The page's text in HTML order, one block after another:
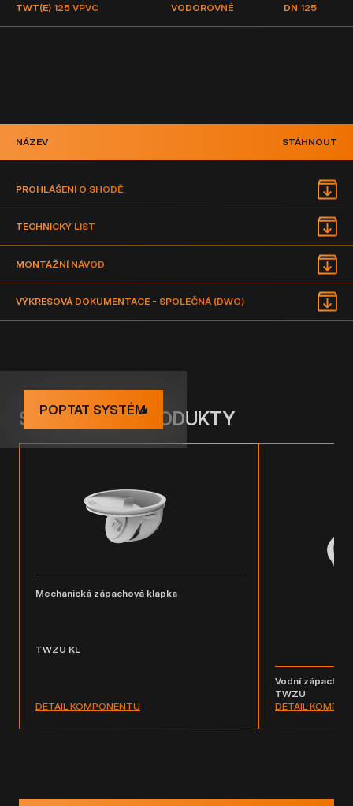
TWT(E) 125 VPVC VODOROVNÉ DN 125
NÁZEV STÁHNOUT
PROHLÁŠENÍ O SHODĚ
TECHNICKÝ LIST
MONTÁŽNÍ NÁVOD
VÝKRESOVÁ DOKUMENTACE - SPOLEČNÁ (DWG)
POPTAT SYSTÉM
SOUVISEJÍCÍ PRODUKTY
Mechanická zápachová klapka
TWZU KL
DETAIL KOMPONENTU
Vodní
TWZU
DETAIL